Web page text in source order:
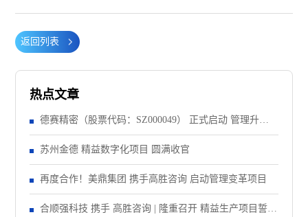
返回列表
热点文章
德赛精密（股票代码：SZ000049） 正式启动 管理升级&
精益注塑项目！
苏州金德 精益数字化项目 圆满收官
再度合作！美鼎集团 携手高胜咨询 启动管理变革项目
合顺强科技 携手 高胜咨询 | 隆重召开 精益生产项目誓师